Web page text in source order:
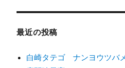
象:
最近の投稿
白崎タテゴ ナンヨウツバ